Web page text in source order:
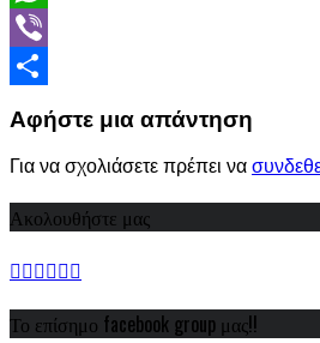
WhatsApp
Viber
Αφήστε μια απάντηση
Για να σχολιάσετε πρέπει να
Ακολουθήστε μας
Το επίσημο facebook group μας!!